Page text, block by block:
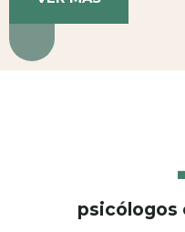
psicólogos